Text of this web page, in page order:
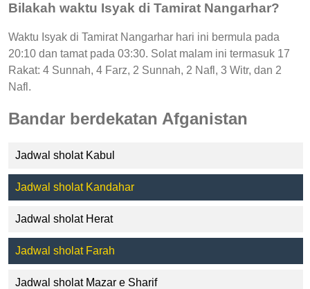
Bilakah waktu Isyak di Tamirat Nangarhar?
Waktu Isyak di Tamirat Nangarhar hari ini bermula pada
20:10 dan tamat pada 03:30. Solat malam ini termasuk 17
Rakat: 4 Sunnah, 4 Farz, 2 Sunnah, 2 Nafl, 3 Witr, dan 2
Nafl.
Bandar berdekatan Afganistan
Jadwal sholat Kabul
Jadwal sholat Kandahar
Jadwal sholat Herat
Jadwal sholat Farah
Jadwal sholat Mazar e Sharif